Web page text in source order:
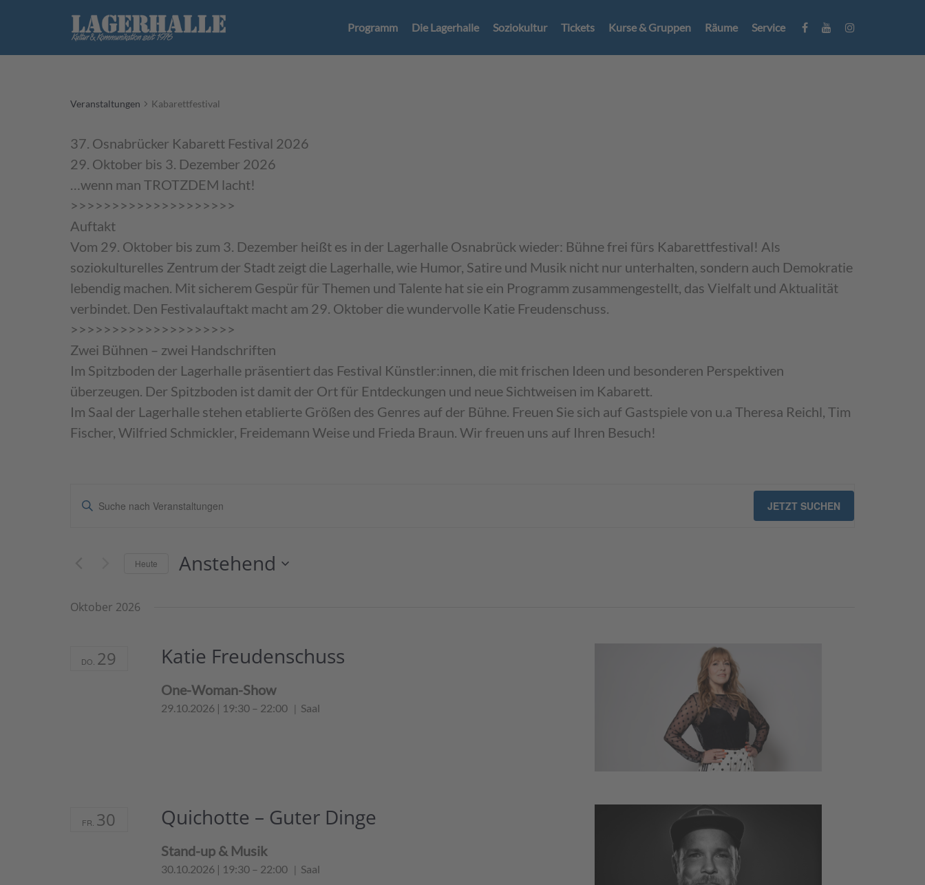
content
Programm Die Lagerhalle Soziokultur Tickets Kurse & Gruppen Räume Service
Veranstaltungen Kabarettfestival
37. Osnabrücker Kabarett Festival 2026
29. Oktober bis 3. Dezember 2026
…wenn man TROTZDEM lacht!
>>>>>>>>>>>>>>>>>>>>
Auftakt
Vom 29. Oktober bis zum 3. Dezember heißt es in der Lagerhalle Osnabrück wieder: Bühne frei fürs Kabarettfestival! Als
soziokulturelles Zentrum der Stadt zeigt die Lagerhalle, wie Humor, Satire und Musik nicht nur unterhalten, sondern auch Demokratie
lebendig machen. Mit sicherem Gespür für Themen und Talente hat sie ein Programm zusammengestellt, das Vielfalt und Aktualität
verbindet. Den Festivalauftakt macht am 29. Oktober die wundervolle Katie Freudenschuss.
>>>>>>>>>>>>>>>>>>>>
Zwei Bühnen – zwei Handschriften
Im Spitzboden der Lagerhalle präsentiert das Festival Künstler:innen, die mit frischen Ideen und besonderen Perspektiven
überzeugen. Der Spitzboden ist damit der Ort für Entdeckungen und neue Sichtweisen im Kabarett.
Im Saal der Lagerhalle stehen etablierte Größen des Genres auf der Bühne. Freuen Sie sich auf Gastspiele von u.a Theresa Reichl, Tim
Fischer, Wilfried Schmickler, Freidemann Weise und Frieda Braun. Wir freuen uns auf Ihren Besuch!
Veranstaltungen
Geben
Schlüsselwort.
nach
JETZT SUCHEN
Heute Anstehend
Oktober 2026
DO. 29 Katie Freudenschuss
One-Woman-Show
29.10.2026 | 19:30– 22:00 Saal
FR. 30 Quichotte – Guter Dinge
Stand-up & Musik
30.10.2026 | 19:30– 22:00 Saal